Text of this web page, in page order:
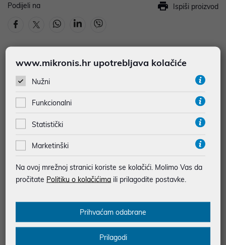
Podijeli na Ispiši proizvod
Dodajte u košaricu
najam za pravne osobe od 12 do 36 mj. već od
Vidi detalje Pošalji upit
BESPLATNA DOSTAVA ZA NARUDŽBE IZNAD 66,36€
MOGUĆNOST PLAĆANJA NA RATE
www.mikronis.hr upotrebljava kolačiće
Nužni
Funkcionalni
Statistički
Marketinški
Na ovoj mrežnoj stranici koriste se kolačići. Molimo Vas da
pročitate Politiku o kolačićima ili prilagodite postavke.
Prihvaćam odabrane
Prilagodi